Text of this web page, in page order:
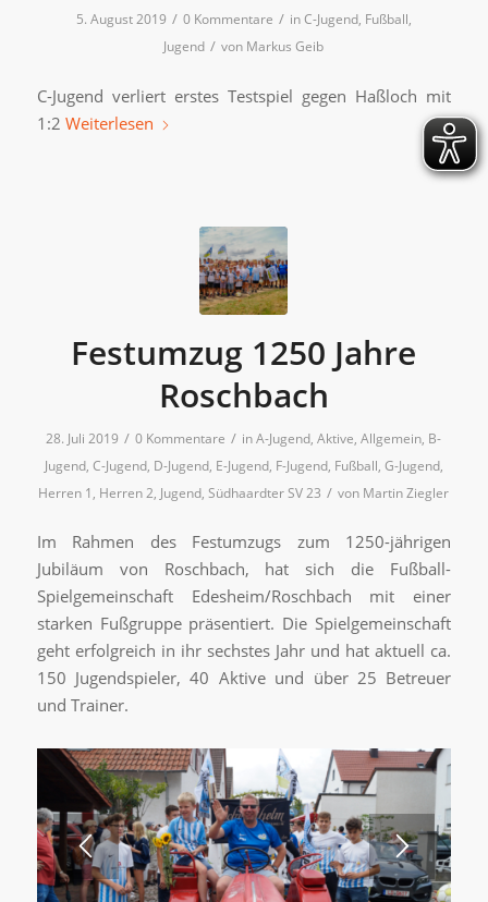
5. August 2019 / 0 Kommentare / inC-Jugend, Fußball,
Jugend / von Markus Geib
C-Jugend verliert erstes Testspiel gegen Haßloch mit
1:2 Weiterlesen
Festumzug 1250 Jahre
Roschbach
28. Juli 2019 / 0 Kommentare / inA-Jugend,Aktive,Allgemein, B-
Jugend, C-Jugend, D-Jugend, E-Jugend, F-Jugend, Fußball, G-Jugend,
Herren 1 , Herren 2, Jugend,Südhaardter SV 23 / von Martin Ziegler
Im Rahmen des Festumzugs zum 1250-jährigen
Jubiläum von Roschbach, hat sich die Fußball-
Spielgemeinschaft Edesheim/Roschbach mit einer
starken Fußgruppe präsentiert. Die Spielgemeinschaft
geht erfolgreich in ihr sechstes Jahr und hat aktuell ca.
150 Jugendspieler, 40 Aktive und über 25 Betreuer
und Trainer.